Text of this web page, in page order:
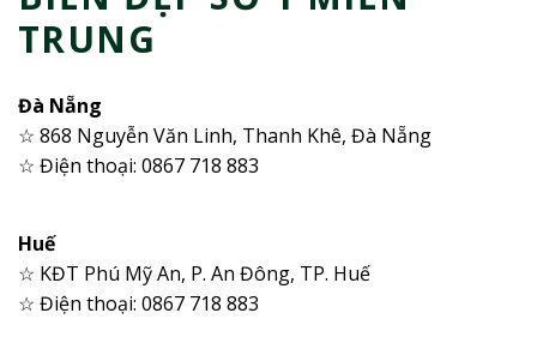
TRUNG
Đà Nẵng
☆ 868 Nguyễn Văn Linh, Thanh Khê, Đà Nẵng
☆ Điện thoại: 0867 718 883
Huế
☆ KĐT Phú Mỹ An, P. An Đông, TP. Huế
☆ Điện thoại: 0867 718 883